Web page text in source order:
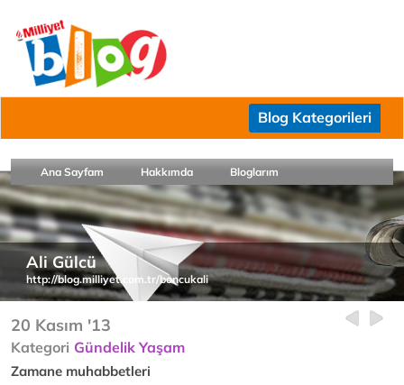
Blog Kategorileri
Ana Sayfam Hakkımda Bloglarım
Ali Gülcü
http://blog.milliyet.com.tr/boncukali
20 Kasım '13
Kategori Gündelik Yaşam
Zamane muhabbetleri